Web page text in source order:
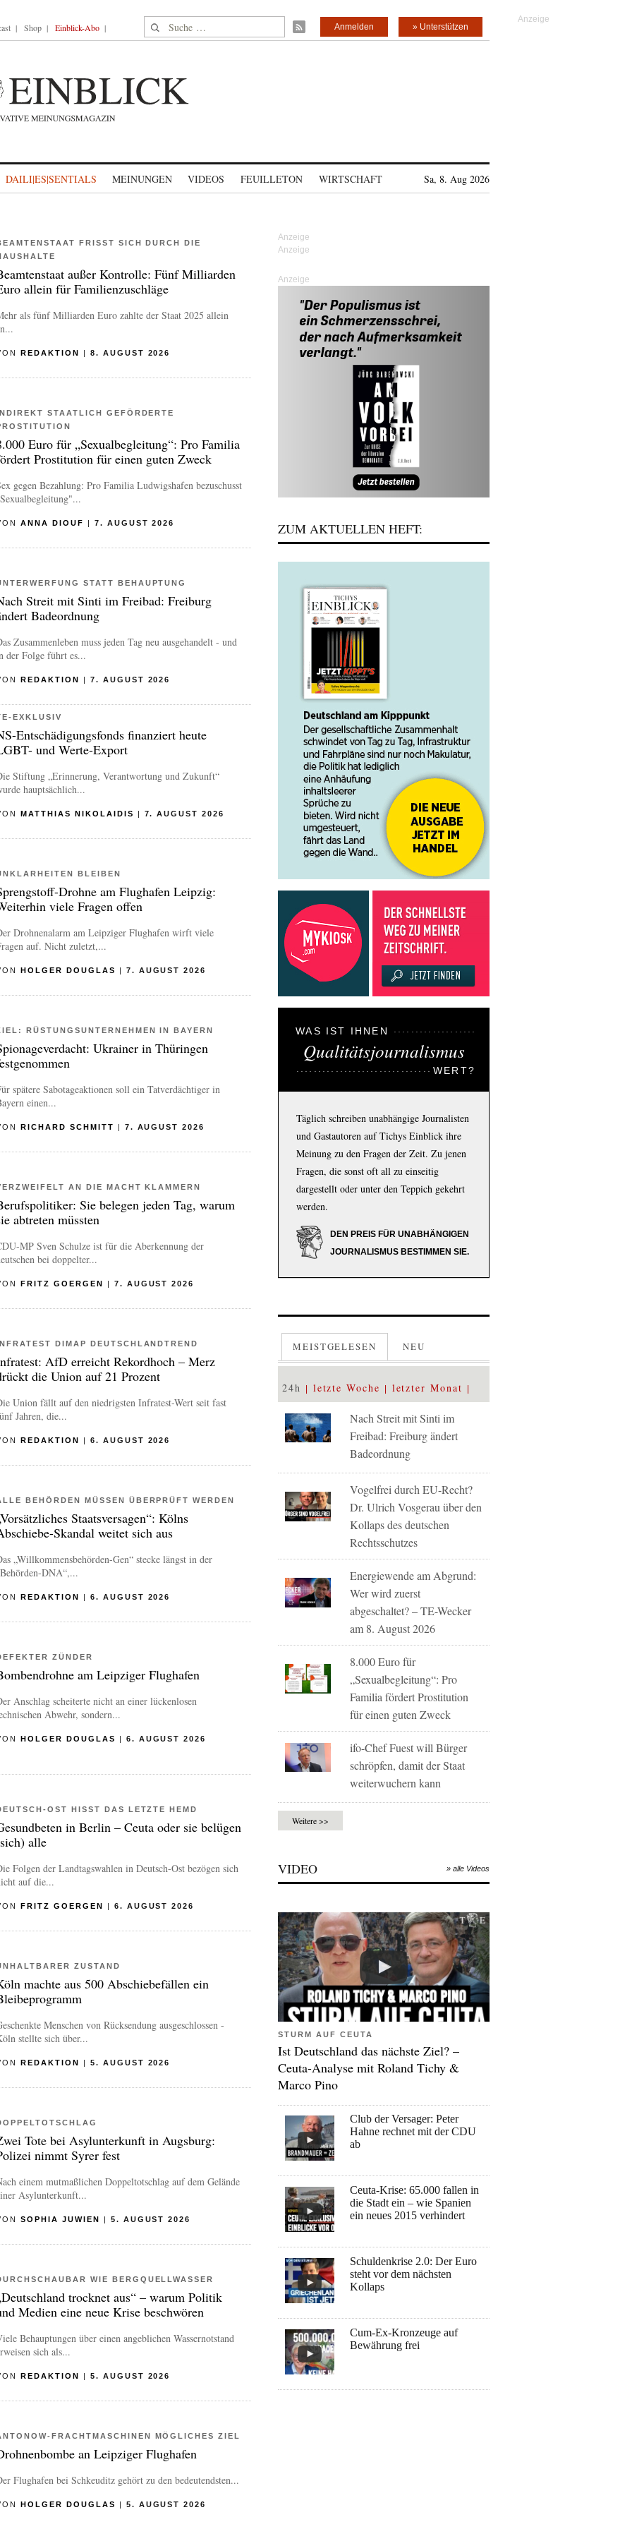
Shop Einblick-Abo Suche nach: » Unterstützen
Anmelden
DAILI|ES|SENTIALS MEINUNGEN VIDEOS FEUILLETON WIRTSCHAFT Sa, 8. Aug 2026
FRISST SICH DURCH DIE
außer Kontrolle: Fünf Milliarden
allein für Familienzuschläge
als fünf Milliarden Euro zahlte der Staat 2025 allein
REDAKTION | 8. AUGUST 2026
STAATLICH GEFÖRDERTE
Euro für „Sexualbegleitung“: Pro Familia
Prostitution für einen guten Zweck
gegen Bezahlung: Pro Familia Ludwigshafen bezuschusst
ANNA DIOUF | 7. AUGUST 2026
STATT BEHAUPTUNG
Streit mit Sinti im Freibad: Freiburg
Badeordnung
Zusammenleben muss jeden Tag neu ausgehandelt - und
der Folge führt es...
REDAKTION | 7. AUGUST 2026
EXKLUSIV
Entschädigungsfonds finanziert heute
und Werte-Export
Stiftung „Erinnerung, Verantwortung und Zukunft“
hauptsächlich...
MATTHIAS NIKOLAIDIS | 7. AUGUST 2026
BLEIBEN
Drohne am Flughafen Leipzig:
viele Fragen offen
Drohnenalarm am Leipziger Flughafen wirft viele
auf. Nicht zuletzt,...
HOLGER DOUGLAS | 7. AUGUST 2026
RÜSTUNGSUNTERNEHMEN IN BAYERN
Ukrainer in Thüringen
spätere Sabotageaktionen soll ein Tatverdächtiger in
einen...
RICHARD SCHMITT | 7. AUGUST 2026
AN DIE MACHT KLAMMERN
Sie belegen jeden Tag, warum
abtreten müssten
MP Sven Schulze ist für die Aberkennung der
bei doppelter...
FRITZ GOERGEN | 7. AUGUST 2026
DIMAP DEUTSCHLANDTREND
AfD erreicht Rekordhoch – Merz
die Union auf 21 Prozent
Union fällt auf den niedrigsten Infratest-Wert seit fast
Jahren, die...
REDAKTION | 6. AUGUST 2026
BEHÖRDEN MÜSSEN ÜBERPRÜFT WERDEN
Staatsversagen“: Kölns
Skandal weitet sich aus
„Willkommensbehörden-Gen“ stecke längst in der
DNA“,...
REDAKTION | 6. AUGUST 2026
ZÜNDER
am Leipziger Flughafen
Anschlag scheiterte nicht an einer lückenlosen
Abwehr, sondern...
HOLGER DOUGLAS | 6. AUGUST 2026
OST HISST DAS LETZTE HEMD
in Berlin – Ceuta oder sie belügen
alle
Folgen der Landtagswahlen in Deutsch-Ost bezögen sich
auf die...
FRITZ GOERGEN | 6. AUGUST 2026
ZUSTAND
machte aus 500 Abschiebefällen ein
Menschen von Rücksendung ausgeschlossen -
stellte sich über...
REDAKTION | 5. AUGUST 2026
Tote bei Asylunterkunft in Augsburg:
nimmt Syrer fest
einem mutmaßlichen Doppeltotschlag auf dem Gelände
Asylunterkunft...
SOPHIA JUWIEN | 5. AUGUST 2026
WIE BERGQUELLWASSER
trocknet aus“ – warum Politik
Medien eine neue Krise beschwören
Behauptungen über einen angeblichen Wassernotstand
sich als...
REDAKTION | 5. AUGUST 2026
FRACHTMASCHINEN MÖGLICHES ZIEL
an Leipziger Flughafen
Flughafen bei Schkeuditz gehört zu den bedeutendsten...
HOLGER DOUGLAS | 5. AUGUST 2026
Anzeige
ZUM AKTUELLEN HEFT:
WAS IST IHNEN
Qualitätsjournalismus
WERT?
Täglich schreiben unabhängige Journalisten
und Gastautoren auf Tichys Einblick ihre
Meinung zu den Fragen der Zeit. Zu jenen
Fragen, die sonst oft all zu einseitig
dargestellt oder unter den Teppich gekehrt
werden.
DEN PREIS FÜR UNABHÄNGIGEN
JOURNALISMUS BESTIMMEN SIE.
MEISTGELESEN NEU
24h letzte Woche letzter Monat
Nach Streit mit Sinti im
Freibad: Freiburg ändert
Badeordnung
Vogelfrei durch EU-Recht?
Dr. Ulrich Vosgerau über den
Kollaps des deutschen
Rechtsschutzes
Energiewende am Abgrund:
Wer wird zuerst
abgeschaltet? – TE-Wecker
am 8. August 2026
8.000 Euro für
„Sexualbegleitung“: Pro
Familia fördert Prostitution
für einen guten Zweck
ifo-Chef Fuest will Bürger
schröpfen, damit der Staat
weiterwuchern kann
Weitere >>
VIDEO » alle Videos
STURM AUF CEUTA
Ist Deutschland das nächste Ziel? –
Ceuta-Analyse mit Roland Tichy &
Marco Pino
Club der Versager: Peter
Hahne rechnet mit der CDU
ab
Ceuta-Krise: 65.000 fallen in
die Stadt ein – wie Spanien
ein neues 2015 verhindert
Schuldenkrise 2.0: Der Euro
steht vor dem nächsten
Kollaps
Cum-Ex-Kronzeuge auf
Bewährung frei